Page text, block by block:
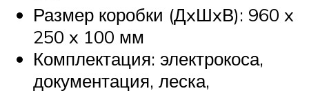
Размер коробки (ДxШxВ): 960 x
250 x 100 мм
Комплектация: электрокоса,
документация, леска,